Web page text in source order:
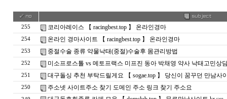
255 코리아레이스 【 racingbest.top 】 온라인경마
254 온라인 경마사이트 【 racingbest.top 】 온라인경마
253 중절수술 종류 약물낙태(중절)수술후 몸관리방법
252 미소프로스톨 vs 메토프랙스 미프진 동아 박채영 약사 낙태고민상
251 대구돌싱 추천 부탁드릴게요 【 sogae.top 】 당신이 꿈꾸던 만남사
250 주소넷 사이트주소 찾기 도메인 주소 링크 찾기 주소요